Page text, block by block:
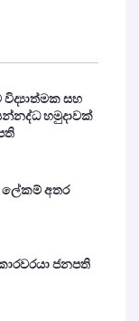
විද්‍යාත්මක සහ
හමුදාවක්
ලේකම් අතර
ජනපති